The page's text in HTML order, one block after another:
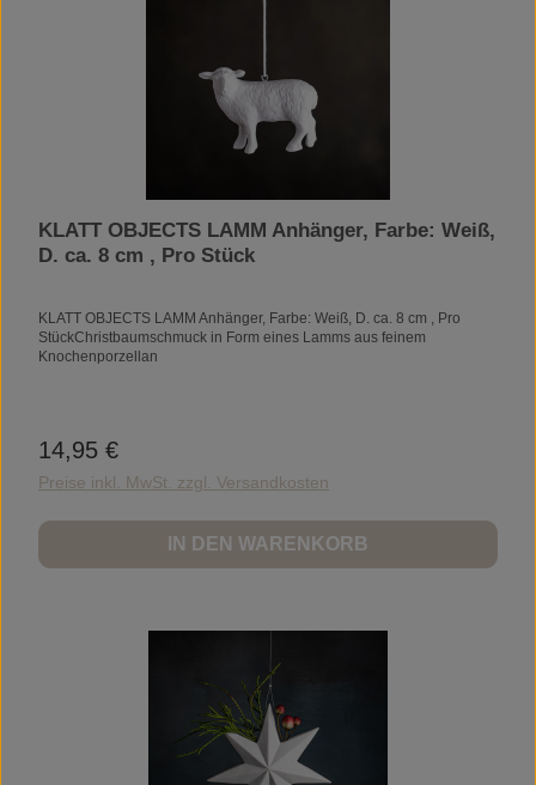
KLATT OBJECTS LAMM Anhänger, Farbe: Weiß,
D. ca. 8 cm , Pro Stück
KLATT OBJECTS LAMM Anhänger, Farbe: Weiß, D. ca. 8 cm , Pro
StückChristbaumschmuck in Form eines Lamms aus feinem
Knochenporzellan
Regulärer Preis:
14,95 €
Preise inkl. MwSt. zzgl. Versandkosten
IN DEN WARENKORB